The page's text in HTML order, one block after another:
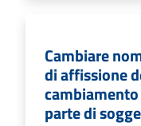
Cambiare
di affissione
parte di